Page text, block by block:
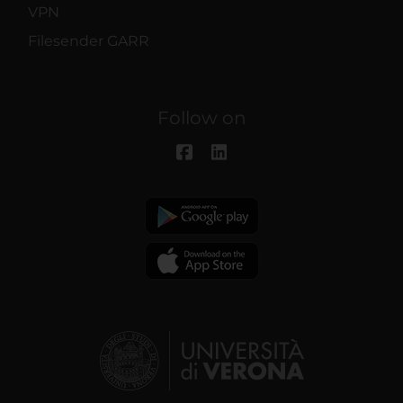
VPN
Filesender GARR
Follow on